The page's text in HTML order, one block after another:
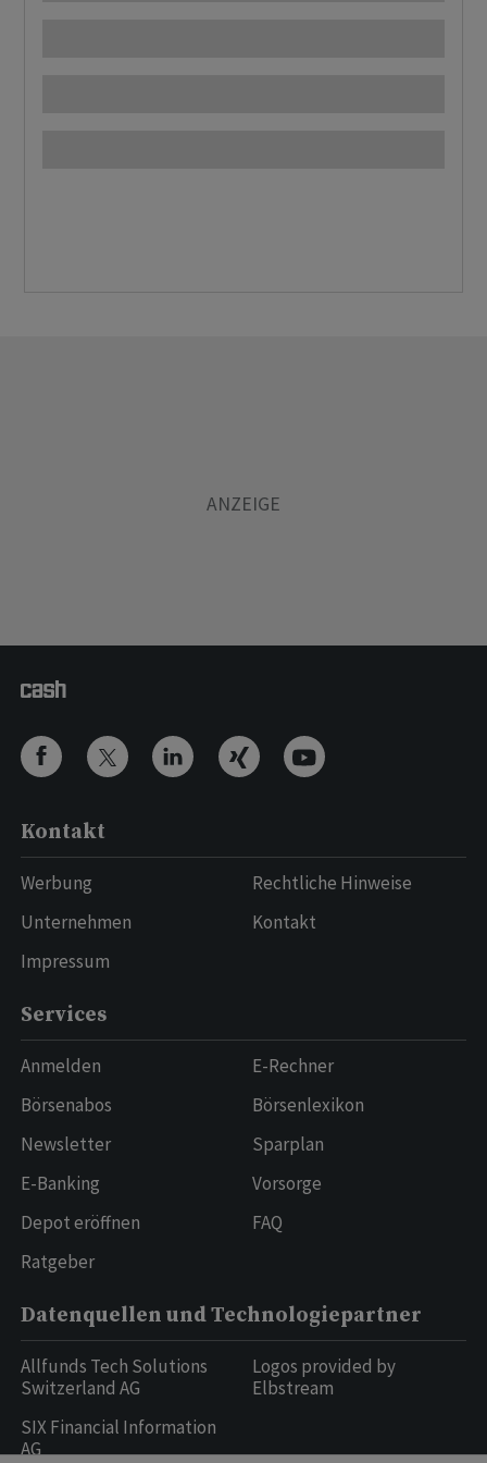
Kontakt
Werbung
Unternehmen
Impressum
Rechtliche Hinweise
Kontakt
Services
Anmelden
Börsenabos
Newsletter
E-Banking
Depot eröffnen
Ratgeber
E-Rechner
Börsenlexikon
Sparplan
Vorsorge
FAQ
Datenquellen und Technologiepartner
Allfunds Tech Solutions
Switzerland AG
SIX Financial Information
AG
Logos provided by
Elbstream